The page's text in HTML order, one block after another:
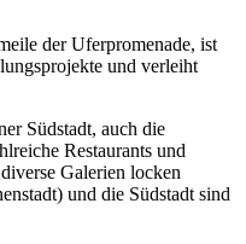
der Uferpromenade, ist
und verleiht
Südstadt, auch die
Restaurants und
Galerien locken
und die Südstadt sind